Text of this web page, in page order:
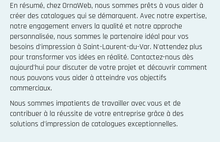
En résumé, chez OrnaWeb, nous sommes prêts à vous aider à
créer des catalogues qui se démarquent. Avec notre expertise,
notre engagement envers la qualité et notre approche
personnalisée, nous sommes le partenaire idéal pour vos
besoins d'impression à Saint-Laurent-du-Var. N'attendez plus
pour transformer vos idées en réalité. Contactez-nous dès
aujourd'hui pour discuter de votre projet et découvrir comment
nous pouvons vous aider à atteindre vos objectifs
commerciaux.
Nous sommes impatients de travailler avec vous et de
contribuer à la réussite de votre entreprise grâce à des
solutions d'impression de catalogues exceptionnelles.